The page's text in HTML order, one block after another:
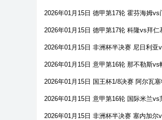
2026年01月15日 德甲第17轮 霍芬海姆vs
2026年01月15日 德甲第17轮 科隆vs拜仁
2026年01月15日 非洲杯半决赛 尼日利亚
2026年01月15日 意甲第16轮 那不勒斯vs
2026年01月15日 国王杯1/8决赛 阿尔瓦
2026年01月15日 意甲第16轮 国际米兰vs
2026年01月15日 非洲杯半决赛 塞内加尔